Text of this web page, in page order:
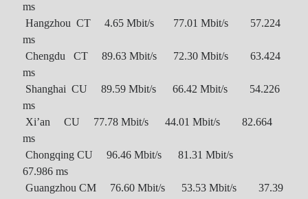
ms
Hangzhou CT 4.65 Mbit/s 77.01 Mbit/s 57.224
ms
Chengdu CT 89.63 Mbit/s 72.30 Mbit/s 63.424
ms
Shanghai CU 89.59 Mbit/s 66.42 Mbit/s 54.226
ms
Xi’an CU 77.78 Mbit/s 44.01 Mbit/s 82.664
ms
Chongqing CU 96.46 Mbit/s 81.31 Mbit/s
67.986 ms
Guangzhou CM 76.60 Mbit/s 53.53 Mbit/s 37.39